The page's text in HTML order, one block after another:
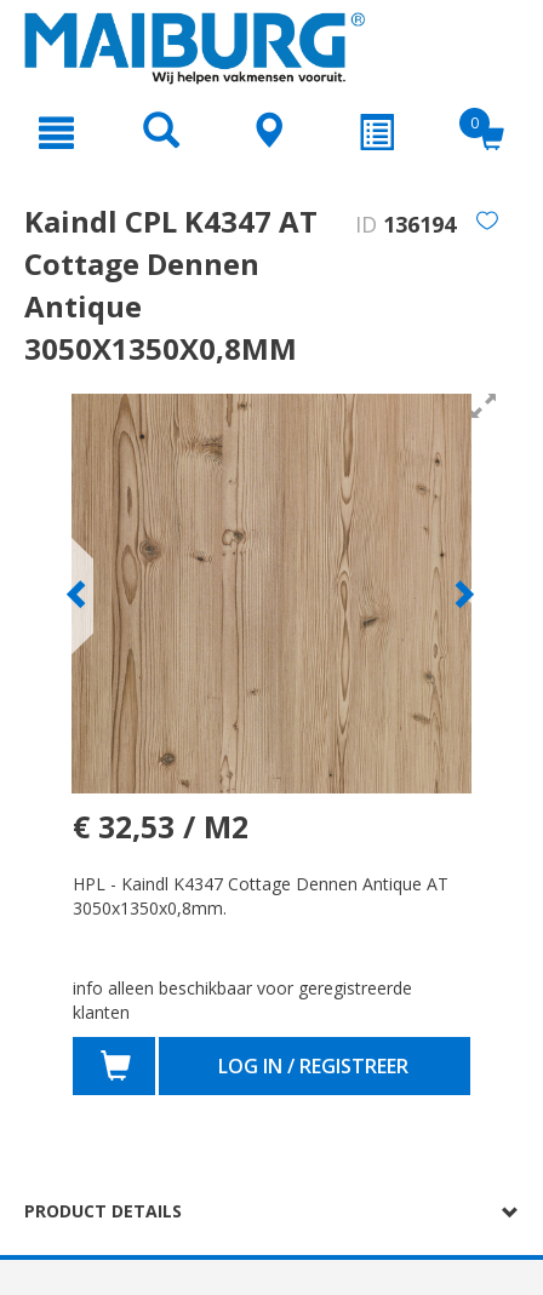
text.skipToNavigation
0
Kaindl CPL K4347 AT
Cottage Dennen
Antique
3050X1350X0,8MM
ID 136194
€ 32,53 / M2
HPL - Kaindl K4347 Cottage Dennen Antique AT
3050x1350x0,8mm.
info alleen beschikbaar voor geregistreerde
klanten
LOG IN / REGISTREER
PRODUCT DETAILS